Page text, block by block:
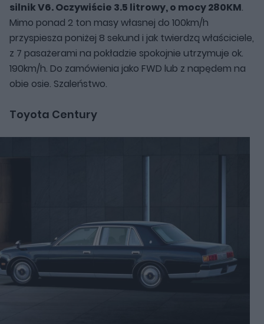
silnik V6. Oczywiście 3.5 litrowy, o mocy 280KM.
Mimo ponad 2 ton masy własnej do 100km/h
przyspiesza poniżej 8 sekund i jak twierdzą właściciele,
z 7 pasażerami na pokładzie spokojnie utrzymuje ok.
190km/h. Do zamówienia jako FWD lub z napędem na
obie osie. Szaleństwo.
Toyota Century